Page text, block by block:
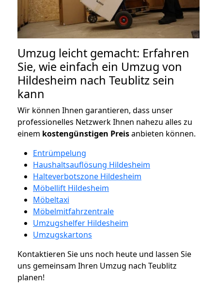
Umzug leicht gemacht: Erfahren
Sie, wie einfach ein Umzug von
Hildesheim nach Teublitz sein
kann
Wir können Ihnen garantieren, dass unser
professionelles Netzwerk Ihnen nahezu alles zu
einem kostengünstigen Preisanbieten können.
Entrümpelung
Haushaltsauflösung Hildesheim
Halteverbotszone Hildesheim
Möbellift Hildesheim
Möbeltaxi
Möbelmitfahrzentrale
Umzugshelfer Hildesheim
Umzugskartons
Kontaktieren Sie uns noch heute und lassen Sie
uns gemeinsam Ihren Umzug nach Teublitz
planen!